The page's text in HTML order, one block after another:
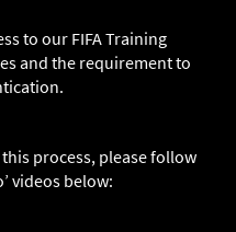
to our FIFA Training
and the requirement to
process, please follow
videos below: